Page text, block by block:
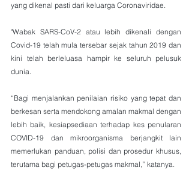
yang dikenal pasti dari keluarga Coronaviridae.
"Wabak SARS-CoV-2 atau lebih dikenali dengan
Covid-19 telah mula tersebar sejak tahun 2019 dan
kini telah berleluasa hampir ke seluruh pelusuk
dunia.
“Bagi menjalankan penilaian risiko yang tepat dan
berkesan serta mendokong amalan makmal dengan
lebih baik, kesiapsediaan terhadap kes penularan
COVID-19 dan mikroorganisma berjangkit lain
memerlukan panduan, polisi dan prosedur khusus,
terutama bagi petugas-petugas makmal,” katanya.